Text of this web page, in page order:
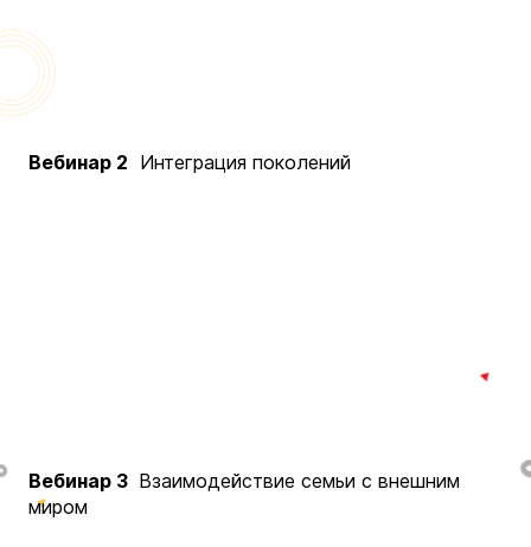
Вебинар 2 Интеграция поколений
Вебинар 3 Взаимодействие семьи с внешним
миром